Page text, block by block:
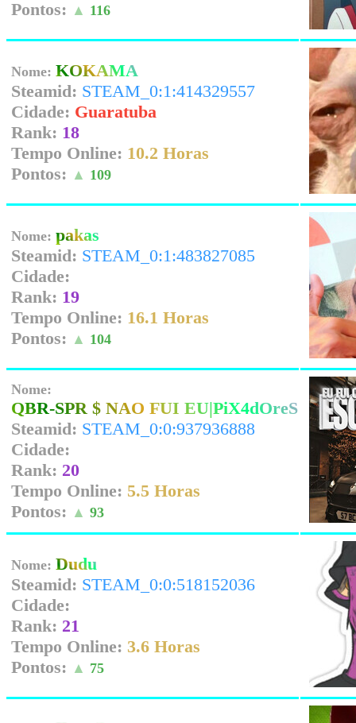
Pontos: ▲ 116
Nome: KOKAMA
Steamid: STEAM_0:1:414329557
Cidade: Guaratuba
Rank: 18
Tempo Online: 10.2 Horas
Pontos: ▲ 109
Nome: pakas
Steamid: STEAM_0:1:483827085
Cidade:
Rank: 19
Tempo Online: 16.1 Horas
Pontos: ▲ 104
Nome:
QBR-SPR $ NAO FUI EU|PiX4dOreS
Steamid: STEAM_0:0:937936888
Cidade:
Rank: 20
Tempo Online: 5.5 Horas
Pontos: ▲ 93
Nome: Dudu
Steamid: STEAM_0:0:518152036
Cidade:
Rank: 21
Tempo Online: 3.6 Horas
Pontos: ▲ 75